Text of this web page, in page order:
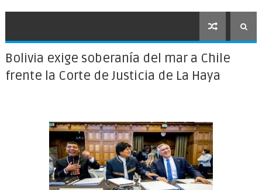
Bolivia exige soberanía del mar a Chile
frente la Corte de Justicia de La Haya